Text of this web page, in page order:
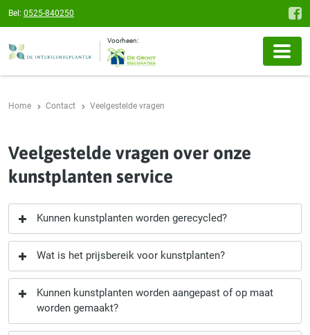
Bel: 0525-840250
Voorheen:
Home Contact Veelgestelde vragen
Veelgestelde vragen over onze
kunstplanten service
Kunnen kunstplanten worden gerecycled?
Wat is het prijsbereik voor kunstplanten?
Kunnen kunstplanten worden aangepast of op maat
worden gemaakt?